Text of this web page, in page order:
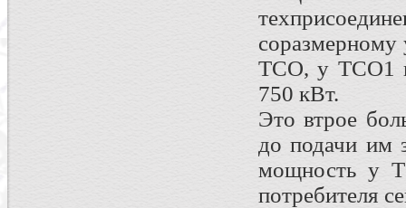
ТСО, у ТСО1
750 кВт.
Это втрое
до подачи им
мощность у
потребителя